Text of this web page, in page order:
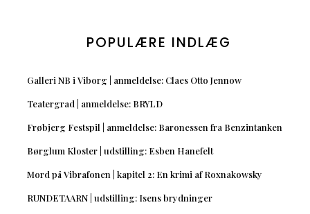
POPULÆRE INDLÆG
Galleri NB i Viborg | anmeldelse: Claes Otto Jennow
Teatergrad | anmeldelse: BRYLD
Frøbjerg Festspil | anmeldelse: Baronessen fra Benzintanken
Børglum Kloster | udstilling: Esben Hanefelt
Mord på Vibrafonen | kapitel 2: En krimi af Roxnakowsky
RUNDETAARN | udstilling: Isens brydninger